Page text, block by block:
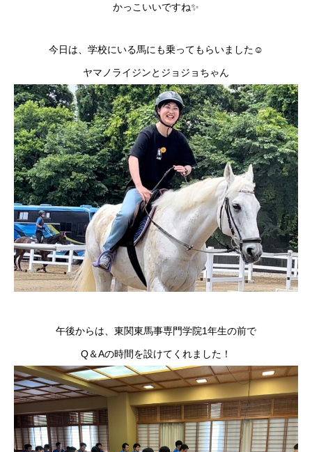
かっこいいですね✨
今日は、学校にいる馬にも乗ってもらいました☺
ヤマノライジンとジョジョちゃん
午後からは、東関東馬事専門学院1年生の前で
Q＆Aの時間を設けてくれました！